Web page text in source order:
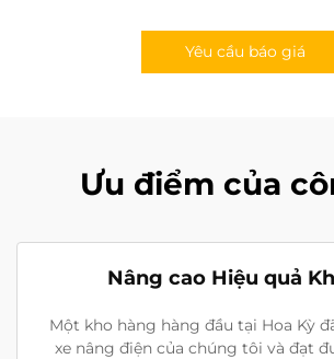
Yêu cầu báo giá
Ưu điểm của
Nâng cao Hiệu quả
Một kho hàng hàng đầu tại Hoa Kỳ
xe nâng điện của chúng tôi và đạt